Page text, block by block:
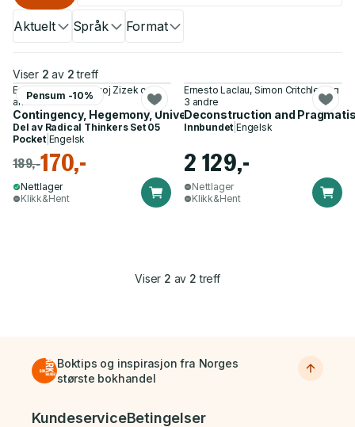
Aktuelt Språk Format
Viser 2 av 2 treff
Pensum -10%
Ernesto Laclau, Slavoj Zizek og 1
annen
Contingency, Hegemony, Universality
Del av Radical Thinkers Set 05
Pocket| Engelsk
189,-170,-
Nettlager
Klikk&Hent
Ernesto Laclau, Simon Critchley og
3 andre
Deconstruction and
Innbundet |Engelsk
2 129,-
Nettlager
Klikk&Hent
Viser 2 av 2 treff
Boktips og inspirasjon fra Norges
største bokhandel
Bunnmeny
KundeserviceBetingelser